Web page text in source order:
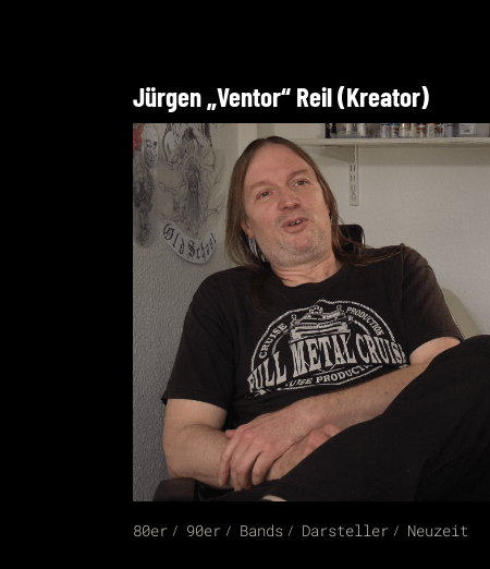
Jürgen „Ventor“ Reil (Kreator)
80er 90er Bands Darsteller Neuzeit